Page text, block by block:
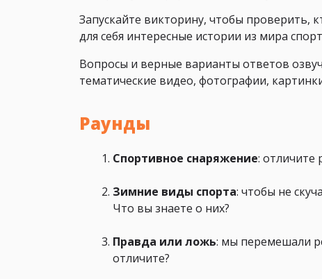
Запускайте викторину, чтобы
для себя интересные истории из мира
Вопросы и верные варианты ответов
тематические видео, фотографии,
Раунды
Спортивное снаряжение: отличите
Зимние виды спорта: чтобы не
Что вы знаете о них?
Правда или ложь: мы перемешали
отличите?